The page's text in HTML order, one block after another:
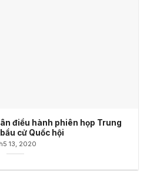
điều hành phiên họp Trung
cử Quốc hội
13, 2020